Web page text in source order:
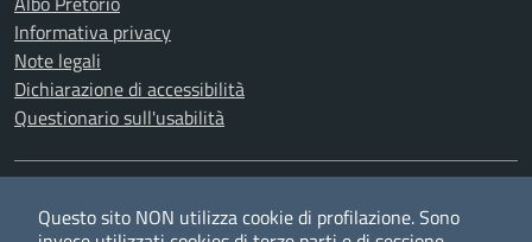
Informativa privacy
Note legali
Dichiarazione di accessibilità
Questionario sull'usabilità
TwitterFacebookYouTubeRSS
Questo sito NON utilizza cookie di profilazione. Sono